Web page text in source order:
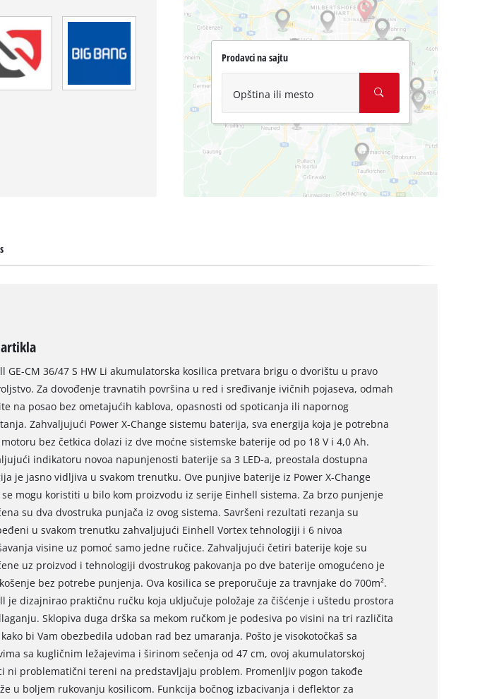
Prodavci na sajtu
Opština ili mesto
GE-CM 36/47 S HW Li akumulatorska kosilica pretvara brigu o dvorištu u pravo
Za dovođenje travnatih površina u red i sređivanje ivičnih pojaseva, odmah
na posao bez ometajućih kablova, opasnosti od spoticanja ili napornog
Zahvaljujući Power X-Change sistemu baterija, sva energija koja je potrebna
bez četkica dolazi iz dve moćne sistemske baterije od po 18 V i 4,0 Ah.
indikatoru novoa napunjenosti baterije sa 3 LED-a, preostala dostupna
je jasno vidljiva u svakom trenutku. Ove punjive baterije iz Power X-Change
mogu koristiti u bilo kom proizvodu iz serije Einhell sistema. Za brzo punjenje
su dva dvostruka punjača iz ovog sistema. Savršeni rezultati rezanja su
u svakom trenutku zahvaljujući Einhell Vortex tehnologiji i 6 nivoa
visine uz pomoć samo jedne ručice. Zahvaljujući četiri baterije koje su
uz proizvod i tehnologiji dvostrukog pakovanja po dve baterije omogućeno je
bez potrebe punjenja. Ova kosilica se preporučuje za travnjake do 700m².
je dizajnirao praktičnu ručku koja uključuje položaje za čišćenje i uštedu prostora
Sklopiva duga drška sa mekom ručkom je podesiva po visini na tri različita
bi Vam obezbedila udoban rad bez umaranja. Pošto je visokotočkaš sa
sa kugličnim ležajevima i širinom sečenja od 47 cm, ovoj akumulatorskoj
ni problematični tereni na predstavljaju problem. Promenljiv pogon takođe
u boljem rukovanju kosilicom. Funkcija bočnog izbacivanja i deflektor za